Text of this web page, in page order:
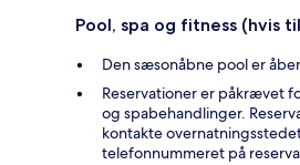
Pool, spa og fitness (hvis
Den sæsonåbne pool er
Reservationer er påkrævet
og spabehandlinger.
kontakte
telefonnummeret på